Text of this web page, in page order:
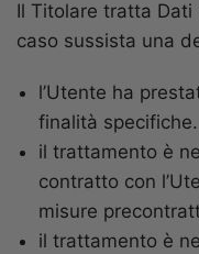
Il Titolare tratta Dati
caso sussista una
l’Utente ha
finalità specifiche.
il trattamento è
contratto con
misure
il trattamento è